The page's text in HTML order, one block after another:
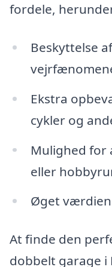
fordele,
Beskyttelse
Ekstra
cykler og
Mulighed
eller
Øget værdien
At finde den
dobbelt garage i